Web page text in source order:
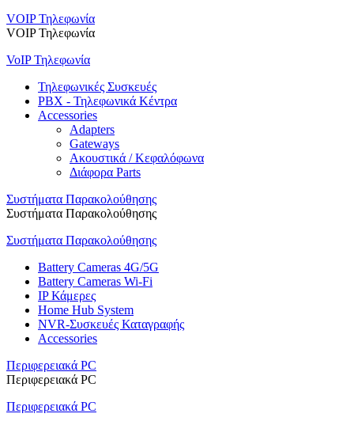
VOIP Τηλεφωνία
VOIP Τηλεφωνία
VoIP Τηλεφωνία
Τηλεφωνικές Συσκευές
PBX - Τηλεφωνικά Κέντρα
Accessories
Adapters
Gateways
Ακουστικά / Κεφαλόφωνα
Διάφορα Parts
Συστήματα Παρακολούθησης
Συστήματα Παρακολούθησης
Συστήματα Παρακολούθησης
Battery Cameras 4G/5G
Battery Cameras Wi-Fi
IP Κάμερες
Home Hub System
NVR-Συσκευές Καταγραφής
Accessories
Περιφερειακά PC
Περιφερειακά PC
Περιφερειακά PC